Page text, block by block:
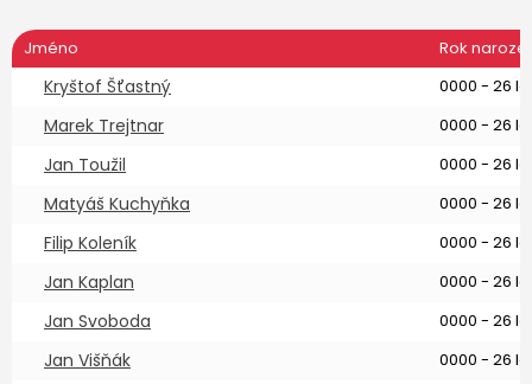
Jméno Rok
Kryštof Šťastný 0000 - 26
Marek Trejtnar 0000 - 26
Jan Toužil 0000 - 26
Matyáš Kuchyňka 0000 - 26
Filip Koleník 0000 - 26
Jan Kaplan 0000 - 26
Jan Svoboda 0000 - 26
Jan Višňák 0000 - 26